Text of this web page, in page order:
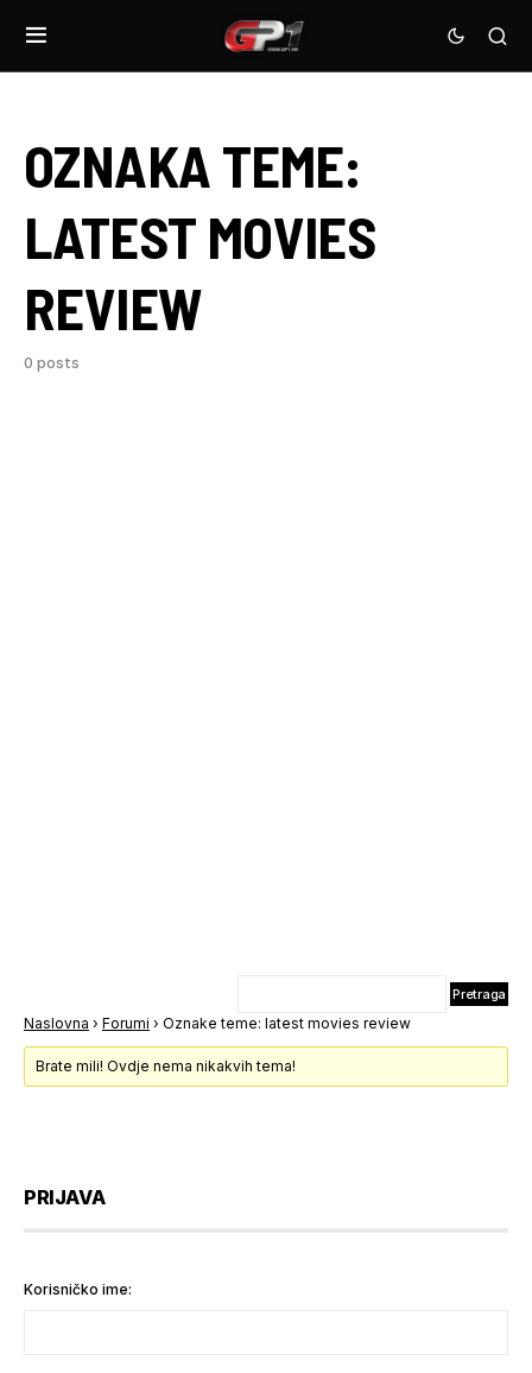
OZNAKA TEME:
LATEST MOVIES
REVIEW
0 posts
Naslovna › Forumi › Oznake teme: latest movies review
Brate mili! Ovdje nema nikakvih tema!
PRIJAVA
Korisničko ime: